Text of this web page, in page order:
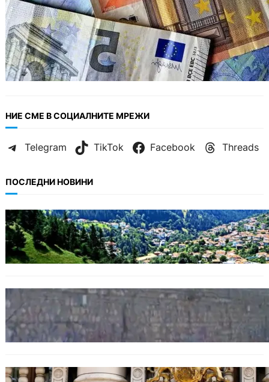
НИЕ СМЕ В СОЦИАЛНИТЕ МРЕЖИ
Telegram TikTok Facebook Threads
ПОСЛЕДНИ НОВИНИ
БЪЛГАРИЯ
Полицията алармира за нова схема с
фалшиви лечители и „вълшебни“ мехлеми
БЪЛГАРИЯ
Ограничават движението по улица
„Вълноломна“ във Варна
БЪЛГАРИЯ